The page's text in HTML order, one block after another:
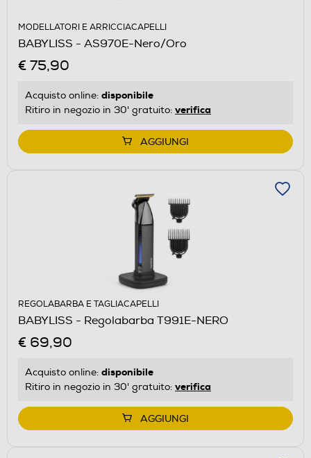
MODELLATORI E ARRICCIACAPELLI
BABYLISS - AS970E-Nero/Oro
€ 75,90
Acquisto online: disponibile
Ritiro in negozio in 30' gratuito: verifica
AGGIUNGI
REGOLABARBA E TAGLIACAPELLI
BABYLISS - Regolabarba T991E-NERO
€ 69,90
Acquisto online: disponibile
Ritiro in negozio in 30' gratuito: verifica
AGGIUNGI